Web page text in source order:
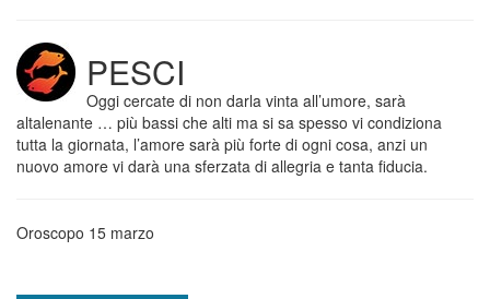
PESCI
Oggi cercate di non darla vinta all’umore, sarà
altalenante … più bassi che alti ma si sa spesso vi condiziona
tutta la giornata, l’amore sarà più forte di ogni cosa, anzi un
nuovo amore vi darà una sferzata di allegria e tanta fiducia.
Oroscopo 15 marzo